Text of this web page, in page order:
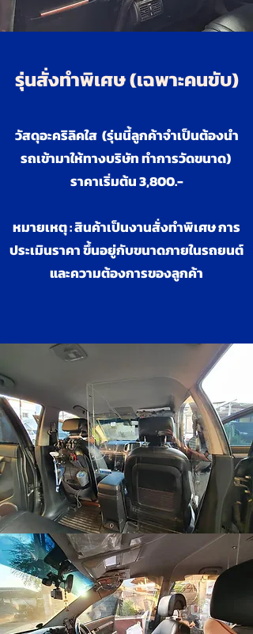
รุ่นสั่งทำพิเศษ (เฉพาะคนขับ)
วัสดุอะคริลิคใส (รุ่นนี้ลูกค้าจำเป็นต้องนำ
รถเข้ามาให้ทางบริษัท ทำการวัดขนาด)
ราคาเริ่มต้น 3,800.-
หมายเหตุ : สินค้าเป็นงานสั่งทำพิเศษ การ
ประเมินราคาขึ้นอยู่กับขนาดภายในรถยนต์
และความต้องการของลูกค้า